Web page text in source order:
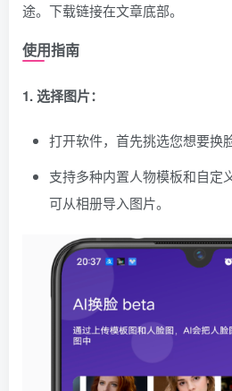
途。下载链接在文章底部。
使用指南
1. 选择图片：
打开软件，首先挑选您想要换
支持多种内置人物模板和自定
可从相册导入图片。